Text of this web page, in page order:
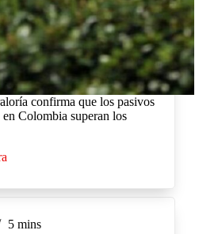
confirma que los pasivos
Colombia superan los
5 mins